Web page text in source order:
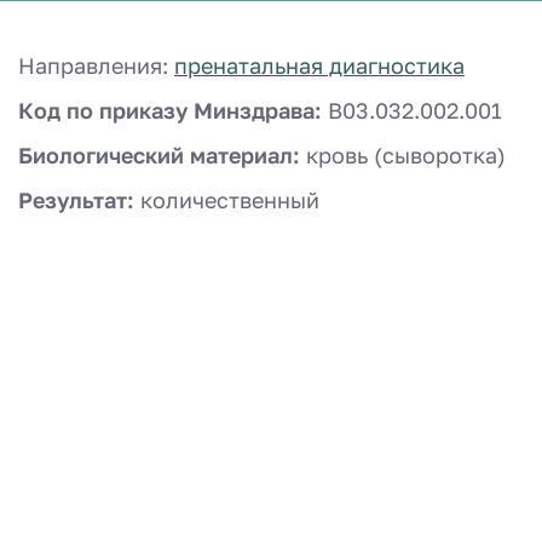
Направления: пренатальная диагностика
Код по приказу Минздрава: B03.032.002.001
Биологический материал: кровь (сыворотка)
Результат: количественный